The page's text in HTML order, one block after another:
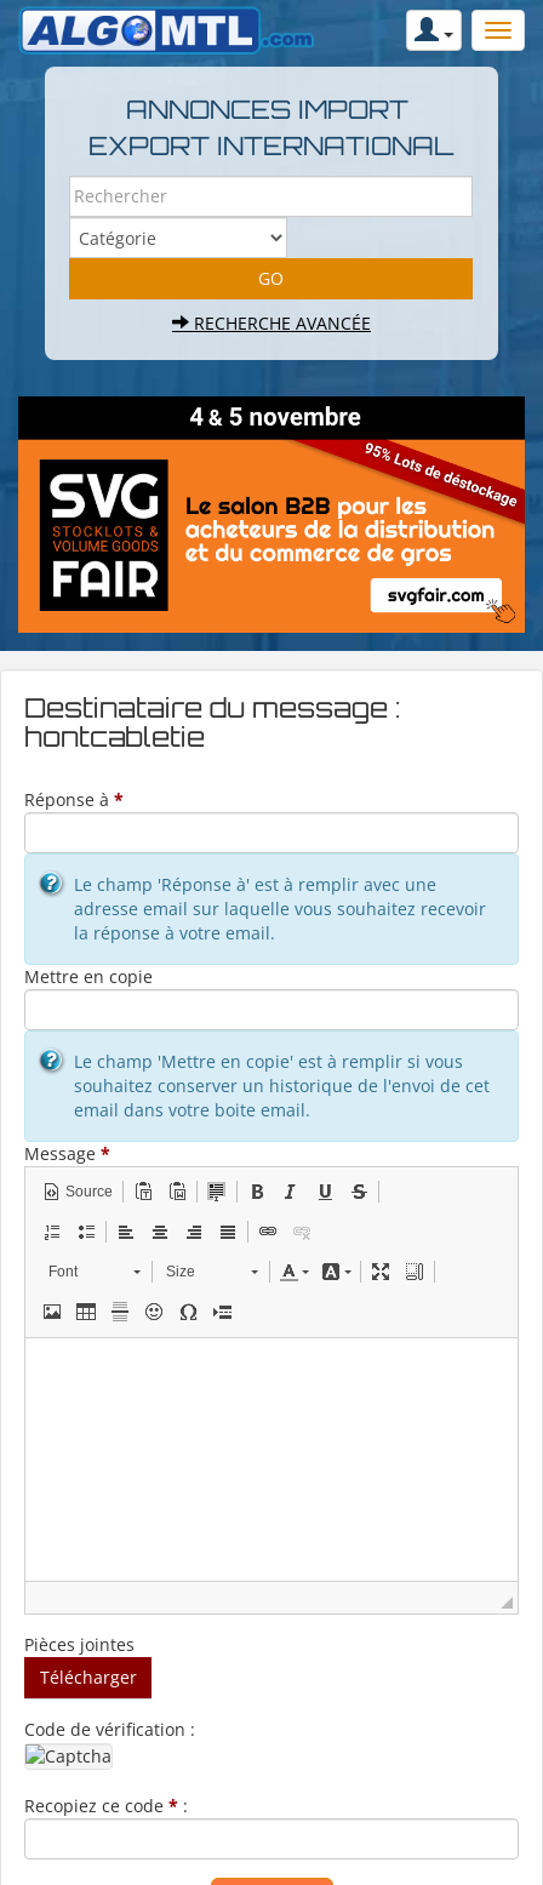
ANNONCES IMPORT
EXPORT INTERNATIONAL
RECHERCHE AVANCÉE
Destinataire du message :
hontcabletie
Réponse à *
Le champ 'Réponse à' est à remplir avec une
adresse email sur laquelle vous souhaitez recevoir
la réponse à votre email.
Mettre en copie
Le champ 'Mettre en copie' est à remplir si vous
souhaitez conserver un historique de l'envoi de cet
email dans votre boite email.
Message *
Source
Font Size
Pièces jointes
Télécharger
Code de vérification :
Recopiez ce code * :